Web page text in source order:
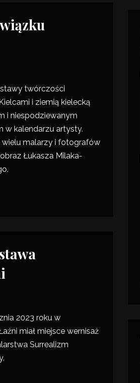
twórczości
i ziemią kielecką
i niespodziewanym
w kalendarzu artysty.
wielu malarzy i fotografów
obraz Łukasza Milaka-
2023 roku w
miał miejsce wernisaż
Surrealizm